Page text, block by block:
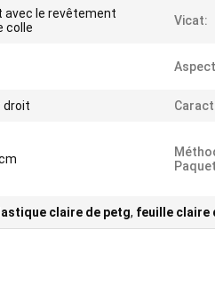
avec le revêtement
colle
Vicat:
droit
claire de petg, feuille claire